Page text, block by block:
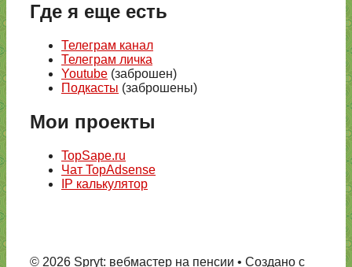
Где я еще есть
Телеграм канал
Телеграм личка
Youtube (заброшен)
Подкасты (заброшены)
Мои проекты
TopSape.ru
Чат TopAdsense
IP калькулятор
© 2026 Spryt: вебмастер на пенсии • Создано с